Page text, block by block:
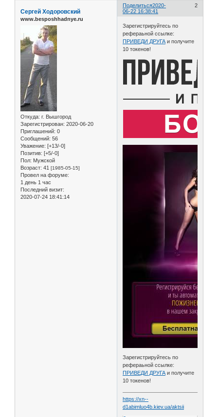
Поделиться 2
2020-
06-22 16:38:41
Сергей Ходоровский
www.besposhhadnye.ru
Откуда: г. Вышгород
Зарегистрирован: 2020-06-20
Приглашений: 0
Сообщений: 56
Уважение: [+13/-0]
Позитив: [+5/-0]
Пол: Мужской
Возраст: 41 [1985-05-15]
Провел на форуме:
1 день 1 час
Последний визит:
2020-07-24 18:41:14
Зарегистрируйтесь по
рефераьной ссылке:
ПРИВЕДИ ДРУГА и получите
10 токенов!
Зарегистрируйтесь по
рефераьной ссылке:
ПРИВЕДИ ДРУГА и получите
10 токенов!
https://xn--
d1abimluo4b.kiev.ua/aktsii